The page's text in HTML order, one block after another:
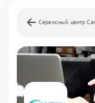
Сервисный центр